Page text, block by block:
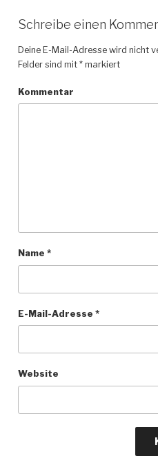
Schreibe einen
Deine E-Mail-Adresse wird nicht
Felder sind mit *markiert
Kommentar
Name *
E-Mail-Adresse *
Website